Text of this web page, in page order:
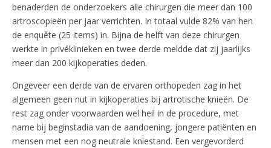
benaderden de onderzoekers alle chirurgen die meer dan 100
artroscopieën per jaar verrichten. In totaal vulde 82% van hen
de enquête (25 items) in. Bijna de helft van deze chirurgen
werkte in privéklinieken en twee derde meldde dat zij jaarlijks
meer dan 200 kijkoperaties deden.
Ongeveer een derde van de ervaren orthopeden zag in het
algemeen geen nut in kijkoperaties bij artrotische knieën. De
rest zag onder voorwaarden wel heil in de procedure, met
name bij beginstadia van de aandoening, jongere patiënten en
mensen met een nog neutrale kniestand. Een vergevorderd